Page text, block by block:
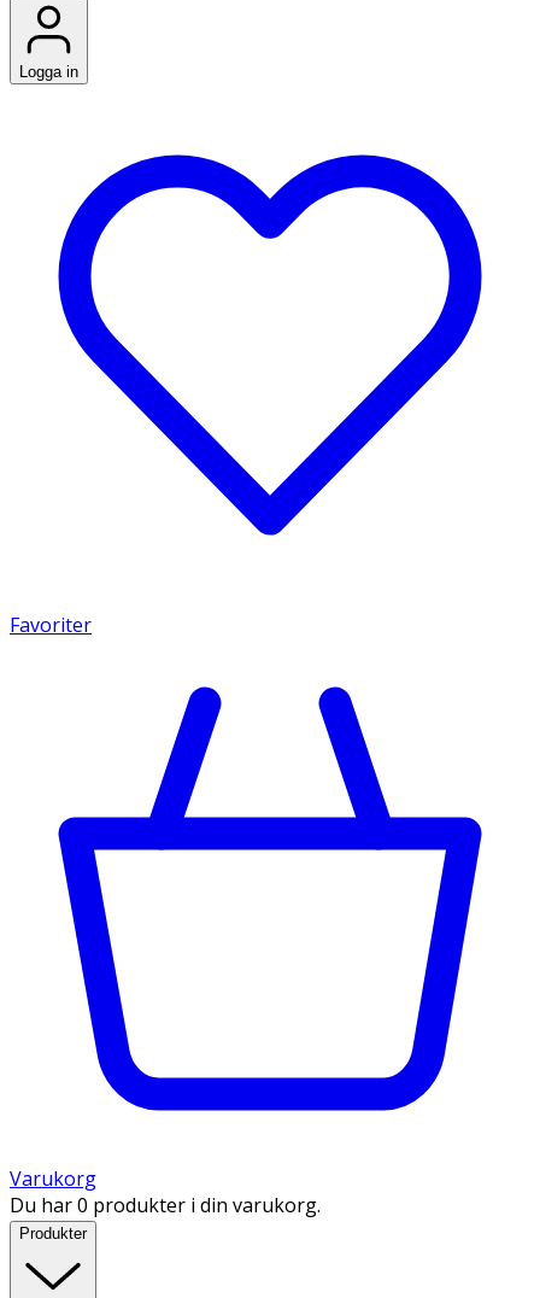
Logga in
Favoriter
Varukorg
Du har 0 produkter i din varukorg.
Produkter